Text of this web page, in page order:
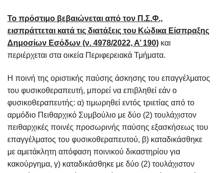
Το πρόστιμο βεβαιώνεται από τον Π.Σ.Φ.,
εισπράττεται κατά τις διατάξεις του Κώδικα Είσπραξης
Δημοσίων Εσόδων (ν. 4978/2022, Α’ 190) και
περιέρχεται στα οικεία Περιφερειακά Τμήματα.
Η ποινή της οριστικής παύσης άσκησης του επαγγέλματος
του φυσικοθεραπευτή, μπορεί να επιβληθεί εάν ο
φυσικοθεραπευτής: α) τιμωρηθεί εντός τριετίας από το
αρμόδιο Πειθαρχικό Συμβούλιο με δύο (2) τουλάχιστον
πειθαρχικές ποινές προσωρινής παύσης εξασκήσεως του
επαγγέλματος του φυσικοθεραπευτού, β) καταδικάσθηκε
με αμετάκλητη απόφαση ποινικού δικαστηρίου για
κακούργημα, γ) καταδικάσθηκε με δύο (2) τουλάχιστον